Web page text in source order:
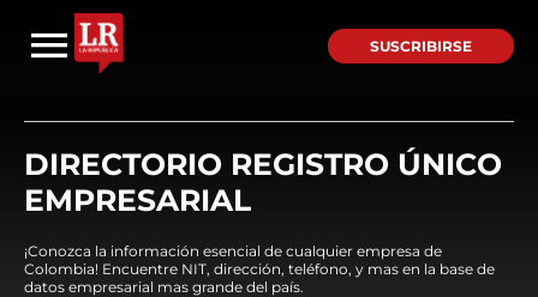
SUSCRIBIRSE
DIRECTORIO REGISTRO ÚNICO
EMPRESARIAL
¡Conozca la información esencial de cualquier empresa de
Colombia! Encuentre NIT, dirección, teléfono, y mas en la base de
datos empresarial mas grande del país.